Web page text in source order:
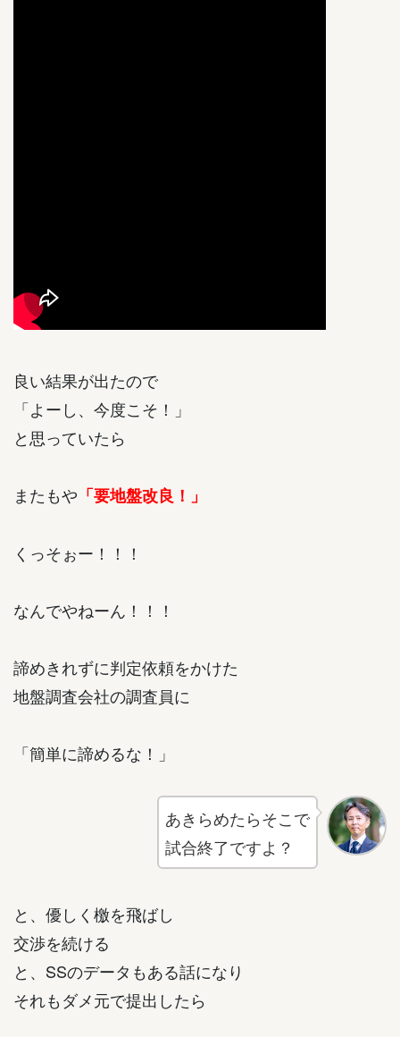
良い結果が出たので
「よーし、今度こそ！」
と思っていたら
またもや 「要地盤改良！」
くっそぉー！！！
なんでやねーん！！！
諦めきれずに判定依頼をかけた
地盤調査会社の調査員に
「簡単に諦めるな！」
あきらめたらそこで
試合終了ですよ？
と、優しく檄を飛ばし
交渉を続ける
と、SSのデータもある話になり
それもダメ元で提出したら